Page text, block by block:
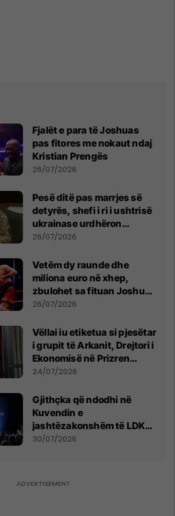
Fjalët e para të Joshuas
pas fitores me nokaut ndaj
Kristian Prengës
26/07/2026
Pesë ditë pas marrjes së
detyrës, shefi i ri i ushtrisë
ukrainase urdhëron
kontroll të madh
26/07/2026
Vetëm dy raunde dhe
miliona euro në xhep,
zbulohet sa fituan Joshua
e Prenga
26/07/2026
Vëllai iu etiketua si pjesëtar
i grupit të Arkanit, Drejtori i
Ekonomisë në Prizren
mohon pretendimet
24/07/2026
Gjithçka që ndodhi në
Kuvendin e
jashtëzakonshëm të LDK-
së
30/07/2026